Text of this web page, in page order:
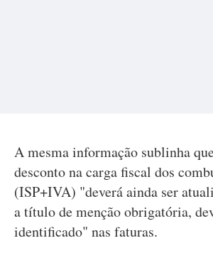
A mesma informação sublinha
desconto na carga fiscal dos
(ISP+IVA) "deverá ainda ser
a título de menção obrigatória,
identificado" nas faturas.